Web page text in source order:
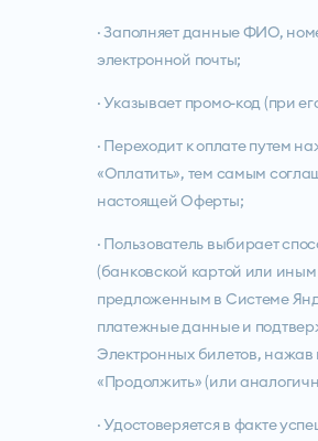
· Заполняет данные ФИО,
электронной почты;
· Указывает промо-код (при
· Переходит к оплате путем
«Оплатить», тем самым
настоящей Оферты;
· Пользователь выбирает
(банковской картой или
предложенным в Системе
платежные данные и
Электронных билетов, нажав
«Продолжить» (или
· Удостоверяется в факте